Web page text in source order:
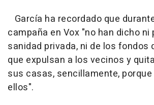
García ha recordado que
campaña en Vox "no han dicho ni
sanidad privada, ni de los fondos
que expulsan a los vecinos y
sus casas, sencillamente,
ellos".